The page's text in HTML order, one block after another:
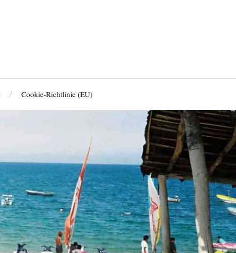
Cookie-Richtlinie (EU)